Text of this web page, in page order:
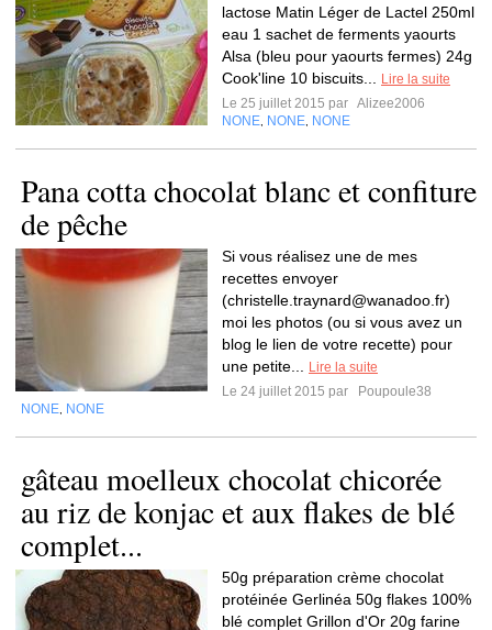
lactose Matin Léger de Lactel 250ml
eau 1 sachet de ferments yaourts
Alsa (bleu pour yaourts fermes) 24g
Cook'line 10 biscuits...
Lire la suite
Le 25 juillet 2015 par Alizee2006
NONE NONE NONE
Pana cotta chocolat blanc et confiture
de pêche
Si vous réalisez une de mes
recettes envoyer
(christelle.traynard@wanadoo.fr)
moi les photos (ou si vous avez un
blog le lien de votre recette) pour
une petite...
Lire la suite
Le 24 juillet 2015 par
Poupoule38
NONE NONE
gâteau moelleux chocolat chicorée
au riz de konjac et aux flakes de blé
complet...
50g préparation crème chocolat
protéinée Gerlinéa 50g flakes 100%
blé complet Grillon d'Or 20g farine